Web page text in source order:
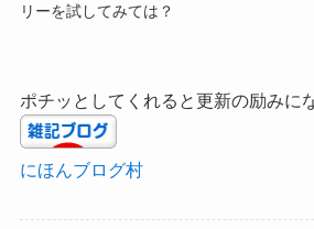
リーを試してみては？
ポチッとしてくれると更新の励みに
にほんブログ村